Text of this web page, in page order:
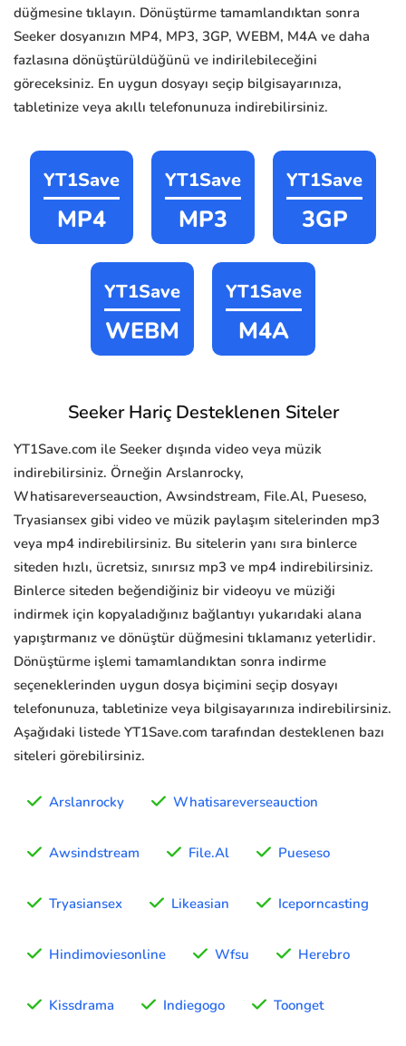
düğmesine tıklayın. Dönüştürme tamamlandıktan sonra
Seeker dosyanızın MP4, MP3, 3GP, WEBM, M4A ve daha
fazlasına dönüştürüldüğünü ve indirilebileceğini
göreceksiniz. En uygun dosyayı seçip bilgisayarınıza,
tabletinize veya akıllı telefonunuza indirebilirsiniz.
YT1Save
MP4
YT1Save
MP3
YT1Save
3GP
YT1Save
WEBM
YT1Save
M4A
Seeker Hariç Desteklenen Siteler
YT1Save.com ile Seeker dışında video veya müzik
indirebilirsiniz. Örneğin Arslanrocky,
Whatisareverseauction, Awsindstream, File.Al, Pueseso,
Tryasiansex gibi video ve müzik paylaşım sitelerinden mp3
veya mp4 indirebilirsiniz. Bu sitelerin yanı sıra binlerce
siteden hızlı, ücretsiz, sınırsız mp3 ve mp4 indirebilirsiniz.
Binlerce siteden beğendiğiniz bir videoyu ve müziği
indirmek için kopyaladığınız bağlantıyı yukarıdaki alana
yapıştırmanız ve dönüştür düğmesini tıklamanız yeterlidir.
Dönüştürme işlemi tamamlandıktan sonra indirme
seçeneklerinden uygun dosya biçimini seçip dosyayı
telefonunuza, tabletinize veya bilgisayarınıza indirebilirsiniz.
Aşağıdaki listede YT1Save.com tarafından desteklenen bazı
siteleri görebilirsiniz.
Arslanrocky Whatisareverseauction
Awsindstream File.Al Pueseso
Tryasiansex Likeasian Iceporncasting
Hindimoviesonline Wfsu Herebro
Kissdrama Indiegogo Toonget